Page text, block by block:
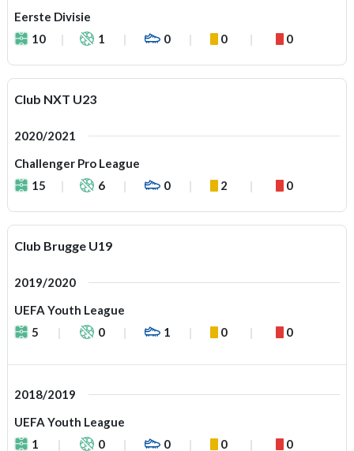
Eerste Divisie
10
1 0 0 0
Club NXT U23
2020/2021
Challenger Pro League
15
6 0 2 0
Club Brugge U19
2019/2020
UEFA Youth League
5
0 1 0 0
2018/2019
UEFA Youth League
1
0 0 0 0